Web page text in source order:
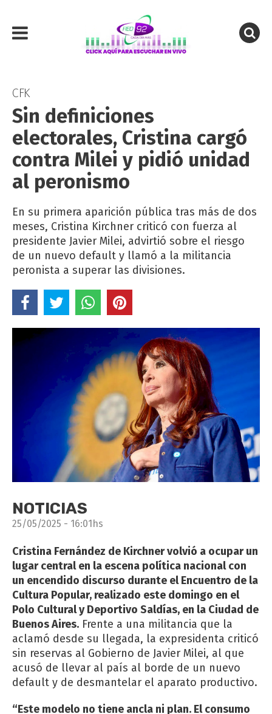
CFK
Sin definiciones
electorales, Cristina cargó
contra Milei y pidió unidad
al peronismo
En su primera aparición pública tras más de dos
meses, Cristina Kirchner criticó con fuerza al
presidente Javier Milei, advirtió sobre el riesgo
de un nuevo default y llamó a la militancia
peronista a superar las divisiones.
NOTICIAS
25/05/2025 - 16:01hs
Cristina Fernández de Kirchner volvió a ocupar un
lugar central en la escena política nacional con
un encendido discurso durante el Encuentro de la
Cultura Popular, realizado este domingo en el
Polo Cultural y Deportivo Saldías, en la Ciudad de
Buenos Aires. Frente a una militancia que la
aclamó desde su llegada, la expresidenta criticó
sin reservas al Gobierno de Javier Milei, al que
acusó de llevar al país al borde de un nuevo
default y de desmantelar el aparato productivo.
“Este modelo no tiene ancla ni plan. El consumo